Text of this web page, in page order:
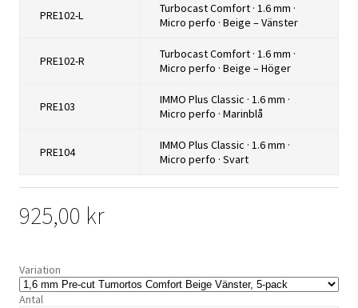
PRE102-L
Turbocast Comfort · 1.6 mm ·
Micro perfo · Beige – Vänster
PRE102-R
Turbocast Comfort · 1.6 mm ·
Micro perfo · Beige – Höger
PRE103
IMMO Plus Classic · 1.6 mm ·
Micro perfo · Marinblå
PRE104
IMMO Plus Classic · 1.6 mm ·
Micro perfo · Svart
925,00 kr
Variation
Antal